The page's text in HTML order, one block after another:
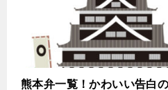
熊本弁一覧！かわいい告白